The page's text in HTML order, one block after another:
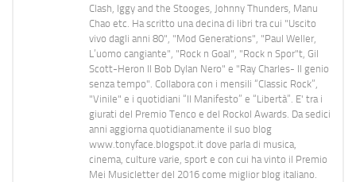
Clash, Iggy and the Stooges, Johnny Thunders, Manu
Chao etc. Ha scritto una decina di libri tra cui "Uscito
vivo dagli anni 80", "Mod Generations", "Paul Weller,
L’uomo cangiante", "Rock n Goal", "Rock n Spor"t, Gil
Scott-Heron Il Bob Dylan Nero" e "Ray Charles- Il genio
senza tempo". Collabora con i mensili “Classic Rock”,
"Vinile" e i quotidiani “Il Manifesto” e “Libertà”. E' tra i
giurati del Premio Tenco e del Rockol Awards. Da sedici
anni aggiorna quotidianamente il suo blog
www.tonyface.blogspot.it dove parla di musica,
cinema, culture varie, sport e con cui ha vinto il Premio
Mei Musicletter del 2016 come miglior blog italiano.